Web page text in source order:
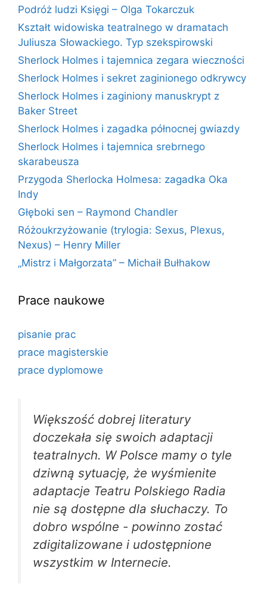
Podróż ludzi Księgi – Olga Tokarczuk
Kształt widowiska teatralnego w dramatach
Juliusza Słowackiego. Typ szekspirowski
Sherlock Holmes i tajemnica zegara wieczności
Sherlock Holmes i sekret zaginionego odkrywcy
Sherlock Holmes i zaginiony manuskrypt z
Baker Street
Sherlock Holmes i zagadka północnej gwiazdy
Sherlock Holmes i tajemnica srebrnego
skarabeusza
Przygoda Sherlocka Holmesa: zagadka Oka
Indy
Głęboki sen – Raymond Chandler
Różoukrzyżowanie (trylogia: Sexus, Plexus,
Nexus) – Henry Miller
„Mistrz i Małgorzata” – Michaił Bułhakow
Prace naukowe
pisanie prac
prace magisterskie
prace dyplomowe
Większość dobrej literatury
doczekała się swoich adaptacji
teatralnych. W Polsce mamy o tyle
dziwną sytuację, że wyśmienite
adaptacje Teatru Polskiego Radia
nie są dostępne dla słuchaczy. To
dobro wspólne - powinno zostać
zdigitalizowane i udostępnione
wszystkim w Internecie.